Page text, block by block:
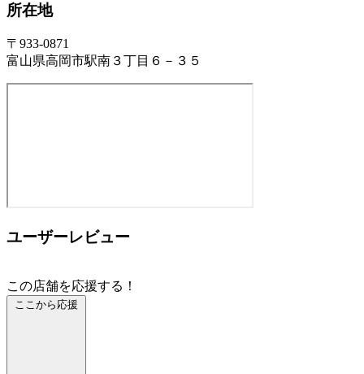
所在地
〒933-0871
富山県高岡市駅南３丁目６－３５
ユーザーレビュー
この店舗を応援する！
ここから応援